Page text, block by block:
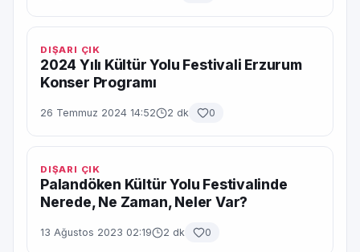
DIŞARI ÇIK
2024 Yılı Kültür Yolu Festivali Erzurum
Konser Programı
26 Temmuz 2024 14:52 2 dk 0
DIŞARI ÇIK
Palandöken Kültür Yolu Festivalinde
Nerede, Ne Zaman, Neler Var?
13 Ağustos 2023 02:19 2 dk 0